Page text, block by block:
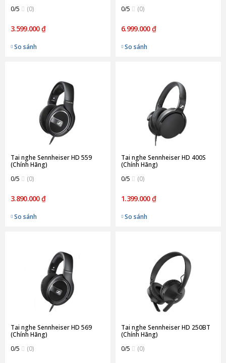
0/5 (0)
3.599.000 ₫
So sánh
0/5
(0)
6.999.000 ₫
So sánh
Tai nghe Sennheiser HD 559
(Chính Hãng)
0/5
(0)
3.890.000 ₫
So sánh
Tai nghe Sennheiser HD 400S
(Chính Hãng)
0/5
(0)
1.399.000 ₫
So sánh
Tai nghe Sennheiser HD 569
(Chính Hãng)
0/5
(0)
Tai nghe Sennheiser HD 250BT
(Chính Hãng)
0/5
(0)